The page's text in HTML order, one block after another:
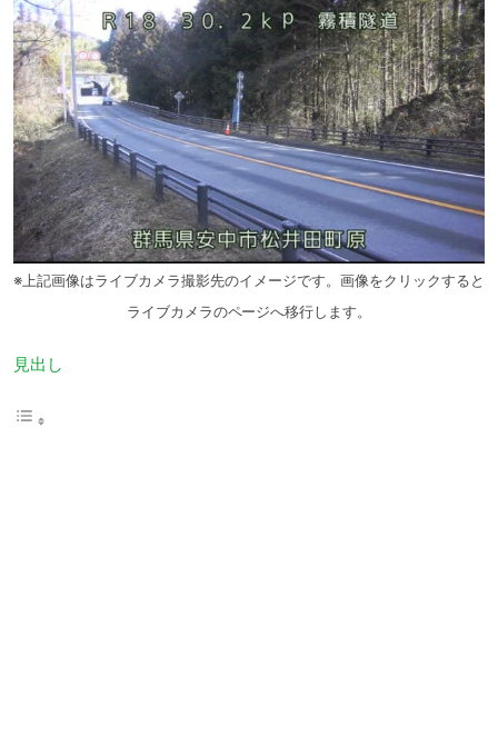
※上記画像はライブカメラ撮影先のイメージです。画像をクリックすると
ライブカメラのページへ移行します。
見出し